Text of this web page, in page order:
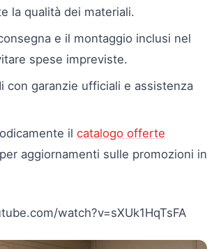
la qualità dei materiali.
e il montaggio inclusi nel
spese impreviste.
con garanzie ufficiali e assistenza
il catalogo offerte
per aggiornamenti sulle promozioni in
watch?v=sXUk1HqTsFA